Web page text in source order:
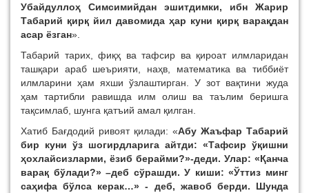
Убайдуллоҳ Симсимийдан эшитдимки, ибн Жарир
Табарий қирқ йил давомида ҳар куни қирқ варақдан
асар ёзган».
Табарий тарих, фиқҳ ва тафсир ва қироат илмларидан
ташқари араб шеърияти, наҳв, математика ва тиббиёт
илмларини ҳам яхши ўзлаштирган. У зот вақтини жуда
ҳам тартибли равишда илм олиш ва таълим беришга
тақсимлаб, шунга қатъий амал қилган.
Хатиб Бағдодий ривоят қилади: «Абу Жаъфар Табарий
бир куни ўз шогирдларига айтди: «Тафсир ўқишни
ҳохлайсизларми, ёзиб берайми?»-деди. Улар: «Қанча
варақ бўлади?» –деб сўрашди. У киши: «Ўттиз минг
саҳифа бўлса керак…» - деб, жавоб берди. Шунда